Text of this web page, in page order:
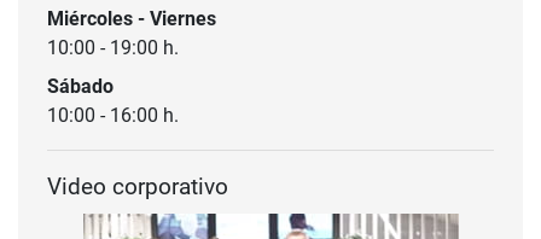
Miércoles - Viernes
10:00 - 19:00 h.
Sábado
10:00 - 16:00 h.
Video corporativo